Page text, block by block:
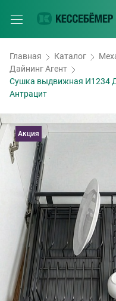
Главная Каталог
Дайнинг Агент
Сушка выдвижная И1234
Антрацит
Акция